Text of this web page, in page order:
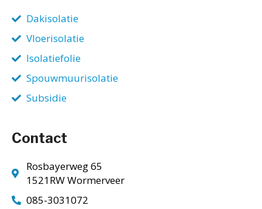
Dakisolatie
Vloerisolatie
Isolatiefolie
Spouwmuurisolatie
Subsidie
Contact
Rosbayerweg 65
1521RW Wormerveer
085-3031072